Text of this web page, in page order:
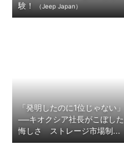
験！
（Jeep Japan）
「発明したのに1位じゃない」
──キオクシア社長がこぼした
悔しさ ストレージ市場制...